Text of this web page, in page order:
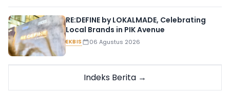
RE:DEFINE by LOKALMADE, Celebrating
Local Brands in PIK Avenue
EKBIS 06 Agustus 2026
Indeks Berita →